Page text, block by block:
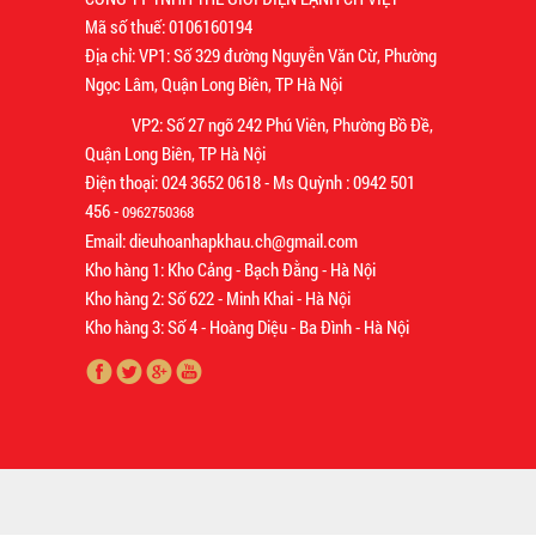
Mã số thuế: 0106160194
Địa chỉ: VP1: Số 329 đường Nguyễn Văn Cừ, Phường
Ngọc Lâm, Quận Long Biên, TP Hà Nội
VP2: Số 27 ngõ 242 Phú Viên, Phường Bồ Đề,
Quận Long Biên, TP Hà Nội
Điện thoại: 024 3652 0618 - Ms Quỳnh : 0942 501
456 -0962750368
Email: dieuhoanhapkhau.ch@gmail.com
Kho hàng 1: Kho Cảng - Bạch Đằng - Hà Nội
Kho hàng 2: Số 622 - Minh Khai - Hà Nội
Kho hàng 3: Số 4 - Hoàng Diệu - Ba Đình - Hà Nội